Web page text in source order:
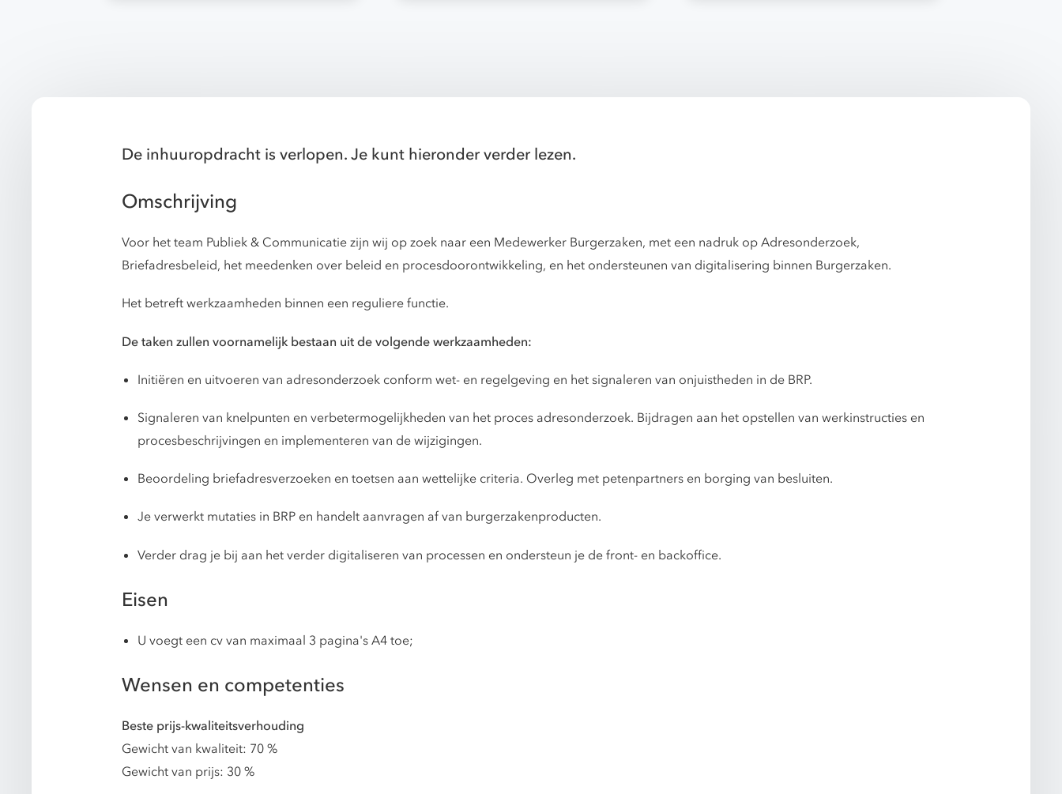
De inhuuropdracht is verlopen. Je kunt hieronder verder lezen.
Omschrijving
Voor het team Publiek & Communicatie zijn wij op zoek naar een Medewerker Burgerzaken, met een nadruk op Adresonderzoek,
Briefadresbeleid, het meedenken over beleid en procesdoorontwikkeling, en het ondersteunen van digitalisering binnen Burgerzaken.
Het betreft werkzaamheden binnen een reguliere functie.
De taken zullen voornamelijk bestaan uit de volgende werkzaamheden:
Initiëren en uitvoeren van adresonderzoek conform wet- en regelgeving en het signaleren van onjuistheden in de BRP.
Signaleren van knelpunten en verbetermogelijkheden van het proces adresonderzoek. Bijdragen aan het opstellen van werkinstructies en
procesbeschrijvingen en implementeren van de wijzigingen.
Beoordeling briefadresverzoeken en toetsen aan wettelijke criteria. Overleg met petenpartners en borging van besluiten.
Je verwerkt mutaties in BRP en handelt aanvragen af van burgerzakenproducten.
Verder drag je bij aan het verder digitaliseren van processen en ondersteun je de front- en backoffice.
Eisen
U voegt een cv van maximaal 3 pagina's A4 toe;
Wensen en competenties
Beste prijs-kwaliteitsverhouding
Gewicht van kwaliteit: 70 %
Gewicht van prijs: 30 %